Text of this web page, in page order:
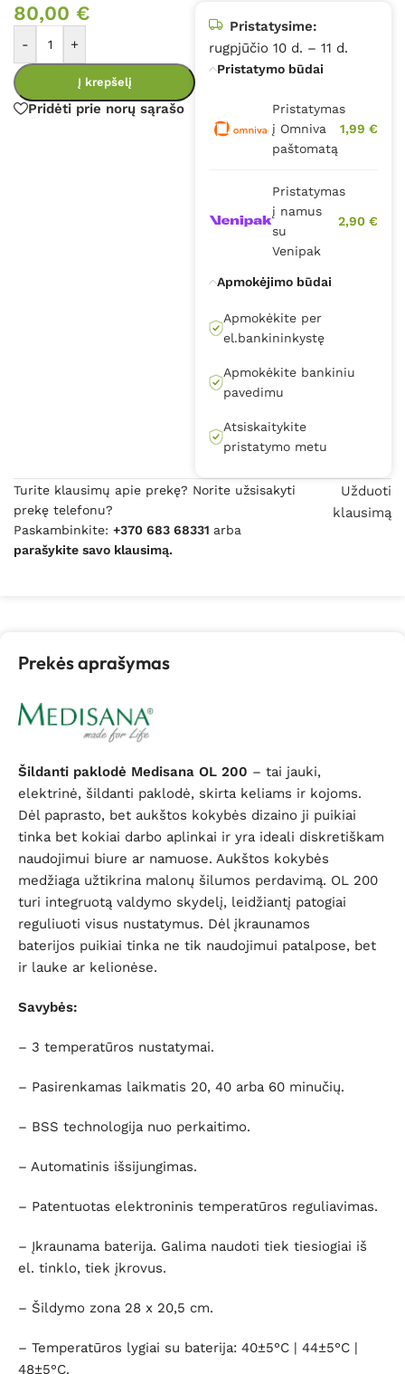
80,00 €
- +
Į krepšelį
Pridėti prie norų sąrašo
Pristatysime:
rugpjūčio 10 d. – 11 d.
Pristatymo būdai
Pristatymas
į Omniva
paštomatą
1,99 €
Pristatymas
į namus
su
Venipak
2,90 €
Apmokėjimo būdai
Apmokėkite per
el.bankininkystę
Apmokėkite bankiniu
pavedimu
Atsiskaitykite
pristatymo metu
Turite klausimų apie prekę? Norite užsisakyti
prekę telefonu?
Paskambinkite: +370 683 68331 arba
parašykite savo klausimą.
Užduoti
klausimą
Prekės aprašymas
Šildanti paklodė Medisana OL 200 – tai jauki,
elektrinė, šildanti paklodė, skirta keliams ir kojoms.
Dėl paprasto, bet aukštos kokybės dizaino ji puikiai
tinka bet kokiai darbo aplinkai ir yra ideali diskretiškam
naudojimui biure ar namuose. Aukštos kokybės
medžiaga užtikrina malonų šilumos perdavimą. OL 200
turi integruotą valdymo skydelį, leidžiantį patogiai
reguliuoti visus nustatymus. Dėl įkraunamos
baterijos puikiai tinka ne tik naudojimui patalpose, bet
ir lauke ar kelionėse.
Savybės:
– 3 temperatūros nustatymai.
– Pasirenkamas laikmatis 20, 40 arba 60 minučių.
– BSS technologija nuo perkaitimo.
– Automatinis išsijungimas.
– Patentuotas elektroninis temperatūros reguliavimas.
– Įkraunama baterija. Galima naudoti tiek tiesiogiai iš
el. tinklo, tiek įkrovus.
– Šildymo zona 28 x 20,5 cm.
– Temperatūros lygiai su baterija: 40±5°C | 44±5°C |
48±5°C.